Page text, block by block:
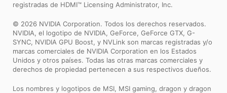
registradas de HDMI™ Licensing Administrator, Inc.
© 2026 NVIDIA Corporation. Todos los derechos reservados.
NVIDIA, el logotipo de NVIDIA, GeForce, GeForce GTX, G-
SYNC, NVIDIA GPU Boost, y NVLink son marcas registradas y/o
marcas comerciales de NVIDIA Corporation en los Estados
Unidos y otros países. Todas las otras marcas comerciales y
derechos de propiedad pertenecen a sus respectivos dueños.
Los nombres y logotipos de MSI, MSI gaming, dragon y dragon